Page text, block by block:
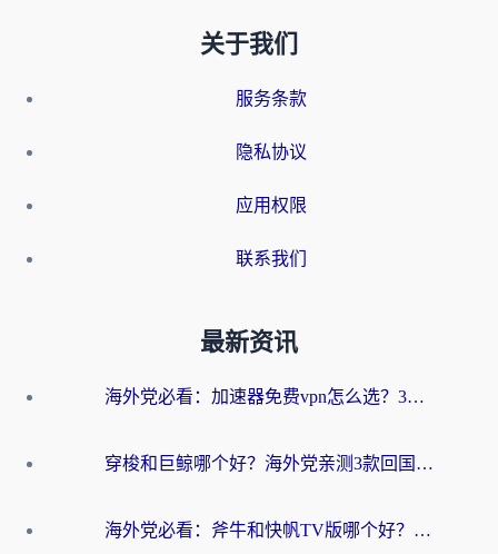
关于我们
服务条款
隐私协议
应用权限
联系我们
最新资讯
海外党必看：加速器免费vpn怎么选？3步教你无缝访问国内资源
穿梭和巨鲸哪个好？海外党亲测3款回国加速器，教你避开90%的坑
海外党必看：斧牛和快帆TV版哪个好？3分钟选对回国加速器，无缝刷B站、追热剧